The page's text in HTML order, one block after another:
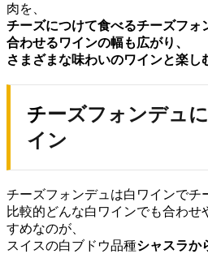
肉を、
チーズにつけて食べるチーズフォ
合わせるワインの幅も広がり、
さまざまな味わいのワインと楽し
チーズフォンデュに合わせる白ワ
イン
チーズフォンデュは白ワインでチ
比較的どんな白ワインでも合わせ
すめなのが、
スイスの白ブドウ品種シャスラか